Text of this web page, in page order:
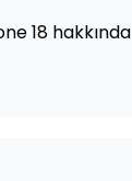
18 hakkında